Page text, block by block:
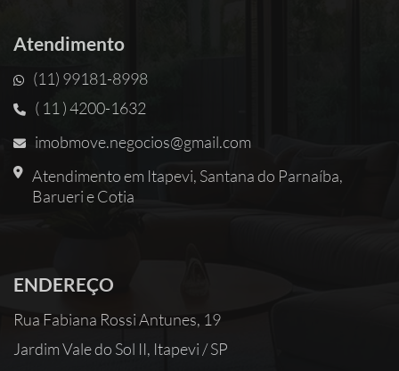
Atendimento
(11) 99181-8998
( 11 ) 4200-1632
imobmove.negocios@gmail.com
Atendimento em Itapevi, Santana do Parnaíba,
Barueri e Cotia
ENDEREÇO
Rua Fabiana Rossi Antunes, 19
Jardim Vale do Sol II, Itapevi / SP